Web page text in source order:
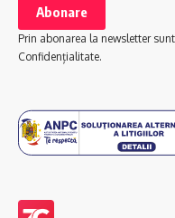
Prin abonarea la newsletter
Confidențialitate.